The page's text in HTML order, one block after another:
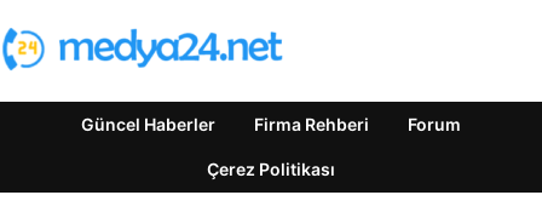
Güncel Haberler Firma Rehberi Forum
Çerez Politikası